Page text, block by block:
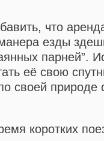
что
езды
парней”.
её свою
своей природе
коротких